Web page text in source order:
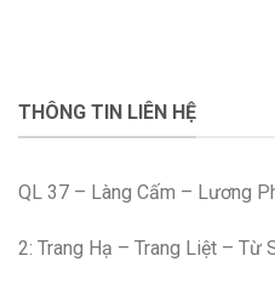
THÔNG TIN LIÊN HỆ
QL 37 – Làng Cấm – Lương
2: Trang Hạ – Trang Liệt – Từ